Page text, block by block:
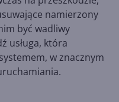
namierzony
być wadliwy
usługa, która
w znacznym